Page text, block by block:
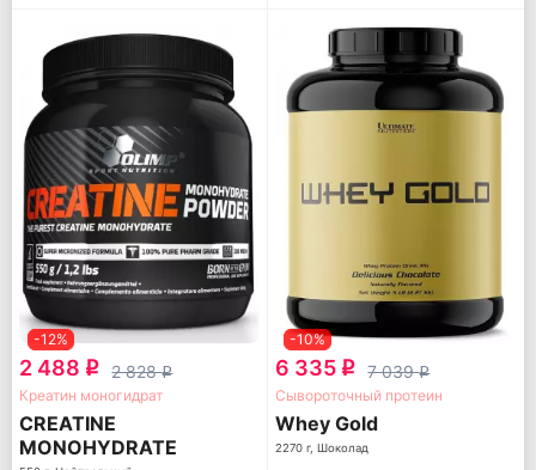
-12%
2 488 q 2 828q
Креатин моногидрат
CREATINE
MONOHYDRATE
-10%
6 335 q 7 039q
Сывороточный протеин
Whey Gold
2270 г, Шоколад